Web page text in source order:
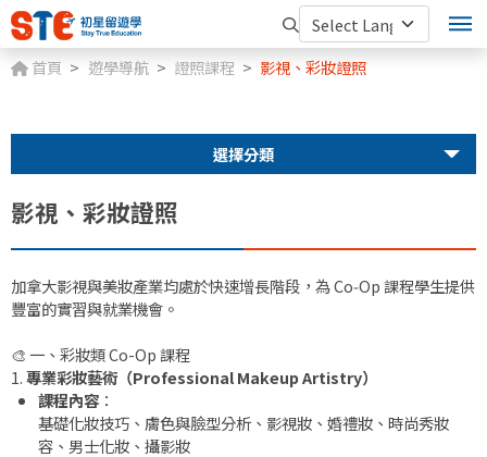
首頁 遊學導航 證照課程 影視、彩妝證照
選擇分類
影視、彩妝證照
加拿大影視與美妝產業均處於快速增長階段，為 Co‑Op 課程學生提供
豐富的實習與就業機會。
🎨 一、彩妝類 Co-Op 課程
1.專業彩妝藝術（Professional Makeup Artistry）
課程內容 ：
基礎化妝技巧、膚色與臉型分析、影視妝、婚禮妝、時尚秀妝
容、男士化妝、攝影妝